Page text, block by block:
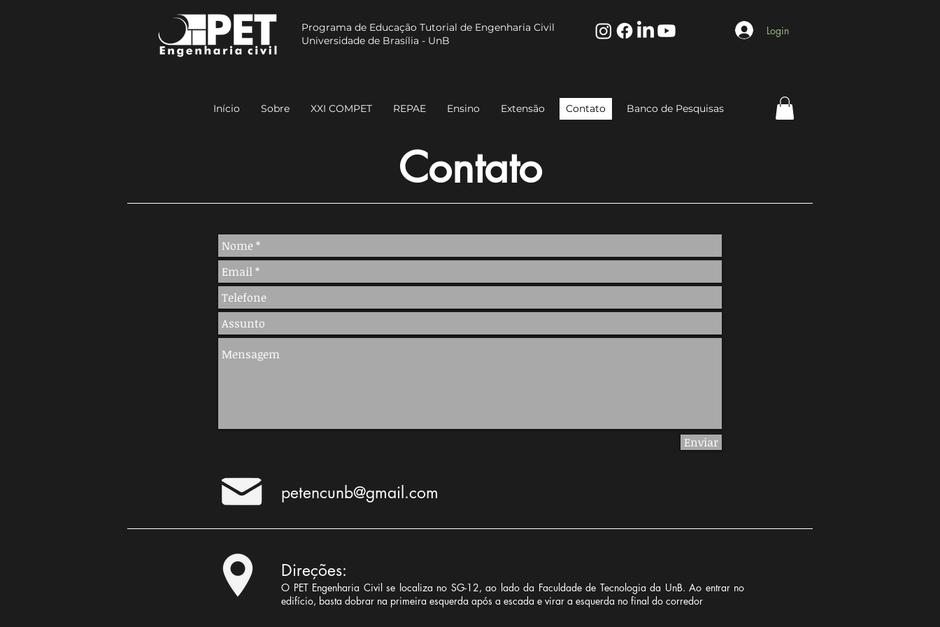
Programa de Educação Tutorial de Engenharia Civil
Universidade de Brasília - UnB
Login
Início Sobre XXI COMPET REPAE Ensino Extensão Contato Banco de Pesquisas
Contato
Enviar
petencunb@gmail.com
Direções:
O PET Engenharia Civil se localiza no SG-12, ao lado da Faculdade de Tecnologia da UnB. Ao entrar no
edifício, basta dobrar na primeira esquerda após a escada e virar a esquerda no final do corredor